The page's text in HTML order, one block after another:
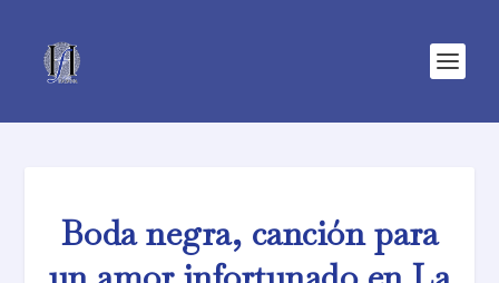
Boda negra, canción para